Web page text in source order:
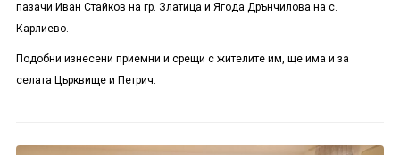
пазачи Иван Стайков на гр. Златица и Ягода Дрънчилова на с.
Карлиево.
Подобни изнесени приемни и срещи с жителите им, ще има и за
селата Църквище и Петрич.